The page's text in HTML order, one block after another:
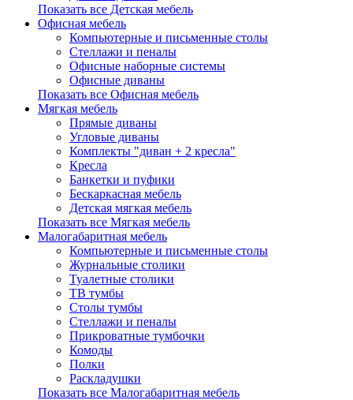
Показать все Детская мебель
Офисная мебель
Компьютерные и письменные столы
Стеллажи и пеналы
Офисные наборные системы
Офисные диваны
Показать все Офисная мебель
Мягкая мебель
Прямые диваны
Угловые диваны
Комплекты "диван + 2 кресла"
Кресла
Банкетки и пуфики
Бескаркасная мебель
Детская мягкая мебель
Показать все Мягкая мебель
Малогабаритная мебель
Компьютерные и письменные столы
Журнальные столики
Туалетные столики
ТВ тумбы
Столы тумбы
Стеллажи и пеналы
Прикроватные тумбочки
Комоды
Полки
Раскладушки
Показать все Малогабаритная мебель